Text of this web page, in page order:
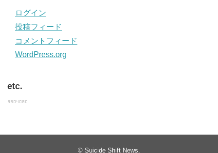
ログイン
投稿フィード
コメントフィード
WordPress.org
etc.
© Suicide Shift News